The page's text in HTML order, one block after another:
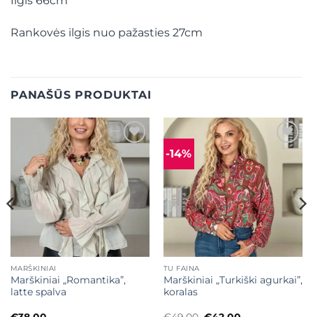
Rankovės ilgis nuo pažasties 27cm
PANAŠŪS PRODUKTAI
Mėgstamiausias
MARŠKINIAI
Marškiniai „Romantika”,
latte spalva
-14% Mėgstamiausias
TU FAINA
Marškiniai „Turkiški agurkai”,
koralas